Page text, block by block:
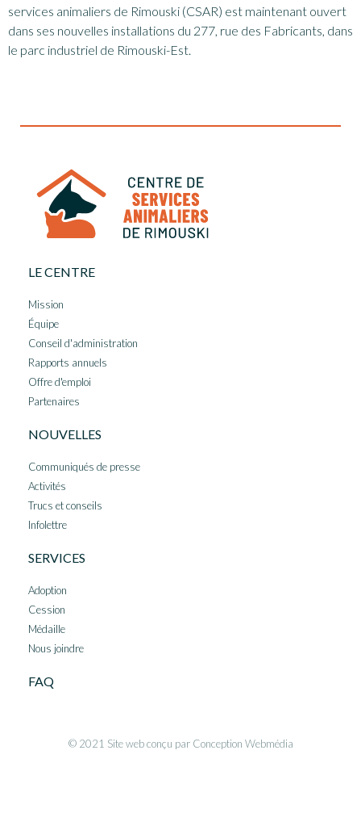
services animaliers de Rimouski (CSAR) est maintenant ouvert
dans ses nouvelles installations du 277, rue des Fabricants, dans
le parc industriel de Rimouski-Est.
LE CENTRE
Mission
Équipe
Conseil d'administration
Rapports annuels
Offre d'emploi
Partenaires
NOUVELLES
Communiqués de presse
Activités
Trucs et conseils
Infolettre
SERVICES
Adoption
Cession
Médaille
Nous joindre
FAQ
© 2021 Site web conçu par Conception Webmédia